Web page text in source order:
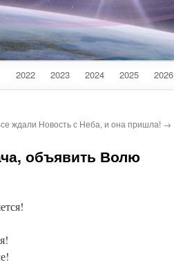
2022 2023 2024 2025 2026
ждали Новость с Неба, и она пришла! →
объявить Волю